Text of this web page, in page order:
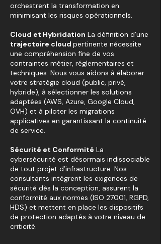
orchestrent la transformation en
minimisant les risques opérationnels.
Cloud et Hybridation La définition d’une
trajectoire cloud pertinente nécessite
une compréhension fine de vos
contraintes métier, réglementaires et
techniques. Nous vous aidons à élaborer
votre stratégie cloud (public, privé,
hybride), à sélectionner les solutions
adaptées (AWS, Azure, Google Cloud,
OVH) et à piloter les migrations
applicatives en garantissant la continuité
de service.
Sécurité et Conformité La
cybersécurité est désormais indissociable
de tout projet d’infrastructure. Nos
consultants intègrent les exigences de
sécurité dès la conception, assurent la
conformité aux normes (ISO 27001, RGPD,
HDS) et mettent en place les dispositifs
de protection adaptés à votre niveau de
criticité.